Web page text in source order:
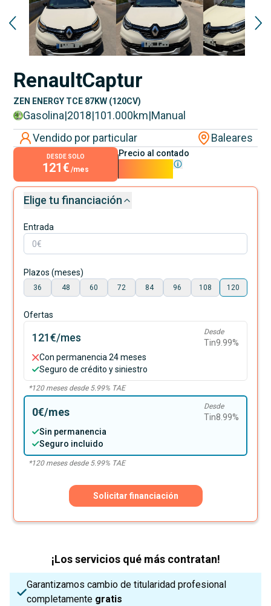
RenaultCaptur
ZEN ENERGY TCE 87KW (120CV)
Gasolina|2018|101.000km|Manual
Vendido por particular
Baleares
DESDE SOLO
121€ /mes
Precio al contado
Elige tu financiación
Entrada
Plazos (meses)
36 48 60 72 84 96 108 120
Ofertas
121€/mes Desde
Tin9.99%
Con permanencia 24 meses
Seguro de crédito y siniestro
*120meses desde 5.99% TAE
0€/mes Desde
Tin8.99%
Sin permanencia
Seguro incluido
*120meses desde 5.99% TAE
Solicitar financiación
¡Los servicios qué más contratan!
Garantizamos cambio de titularidad profesional
completamente gratis